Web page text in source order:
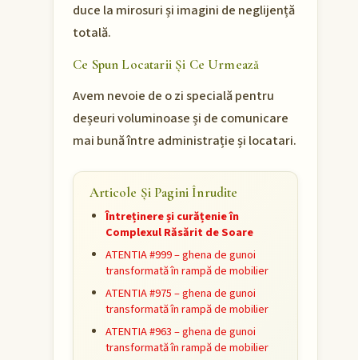
duce la mirosuri și imagini de neglijență
totală.
Ce Spun Locatarii Și Ce Urmează
Avem nevoie de o zi specială pentru
deșeuri voluminoase și de comunicare
mai bună între administrație și locatari.
Articole Și Pagini Înrudite
Întreținere și curățenie în
Complexul Răsărit de Soare
ATENTIA #999 – ghena de gunoi
transformată în rampă de mobilier
ATENTIA #975 – ghena de gunoi
transformată în rampă de mobilier
ATENTIA #963 – ghena de gunoi
transformată în rampă de mobilier